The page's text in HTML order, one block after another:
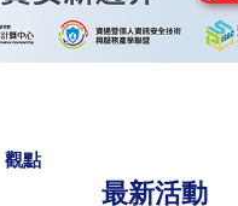
觀點
最新活動